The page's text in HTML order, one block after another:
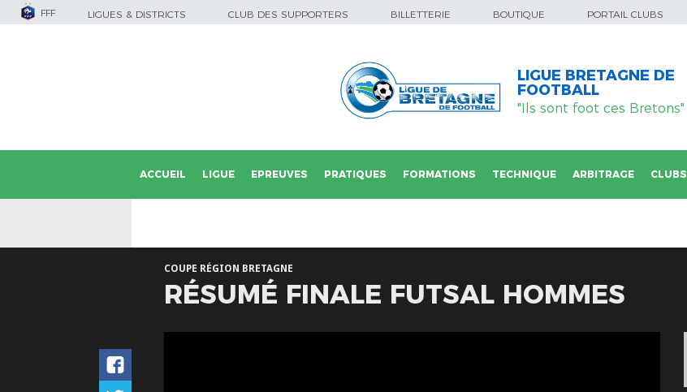
FFF LIGUES & DISTRICTS CLUB DES SUPPORTERS BILLETTERIE BOUTIQUE PORTAIL CLUBS
LIGUE BRETAGNE DE
FOOTBALL
"Ils sont foot ces Bretons"
ACCUEIL LIGUE EPREUVES PRATIQUES FORMATIONS TECHNIQUE ARBITRAGE CLUBS
COUPE RÉGION BRETAGNE
RÉSUMÉ FINALE FUTSAL HOMMES